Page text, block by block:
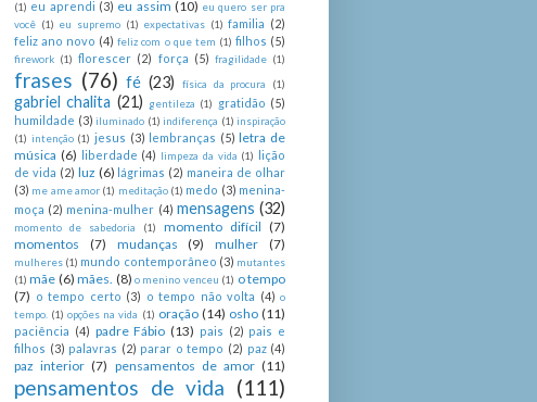
(1) eu aprendi (3) eu assim (10) eu quero ser pra
você (1) eu supremo (1) expectativas (1) familia (2)
feliz ano novo (4) feliz com o que tem (1) filhos (5)
firework (1) florescer (2) força (5) fragilidade (1)
frases (76) fé (23) física da procura (1)
gabriel chalita (21) gentileza (1) gratidão (5)
humildade (3) iluminado (1) indiferença (1) inspiração
(1) intenção (1) jesus (3) lembranças (5) letra de
música (6) liberdade (4) limpeza da vida (1)
lição
de vida (2) luz (6) lágrimas (2) maneira de olhar
(3) me ame amor (1) meditação (1) medo (3) menina-
moça (2) menina-mulher (4) mensagens (32)
momento de sabedoria (1) momento difícil (7)
momentos
(7) mudanças (9) mulher (7)
mulheres (1) mundo contemporâneo (3) mutantes
(1) mãe (6) mães. (8) o menino venceu (1) o tempo
(7) o tempo certo (3) o tempo não volta (4) o
tempo. (1) opções na vida (1) oração (14) osho (11)
paciência (4) padre Fábio (13) pais (2) pais e
filhos (3) palavras (2) parar o tempo (2) paz (4)
paz interior (7) pensamentos de amor (11)
pensamentos de vida (111)